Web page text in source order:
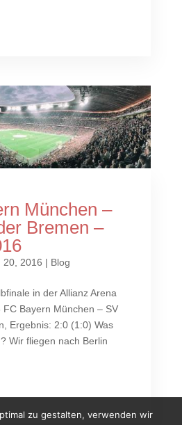
München –
Bremen –
20, 2016 | Blog
in der Allianz Arena
Bayern München – SV
Ergebnis: 2:0 (1:0) Was
Wir fliegen nach Berlin
zu gestalten, verwenden wir